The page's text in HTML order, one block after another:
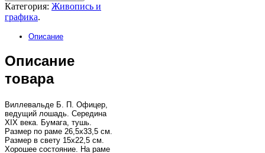
Категория: Живопись и
графика.
Описание
Описание
товара
Виллевальде Б. П. Офицер,
ведущий лошадь. Середина
XIX века. Бумага, тушь.
Размер по раме 26,5х33,5 см.
Размер в свету 15х22,5 см.
Хорошее состояние. На раме